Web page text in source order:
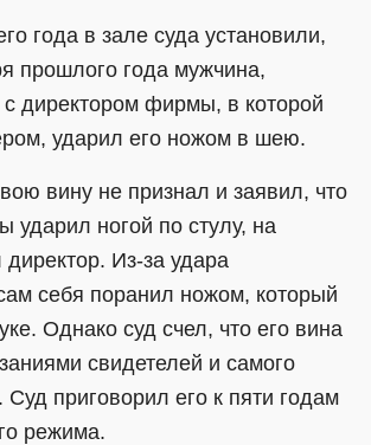
года в зале суда установили,
прошлого года мужчина,
директором фирмы, в которой
ударил его ножом в шею.
вину не признал и заявил, что
ударил ногой по стулу, на
директор. Из-за удара
себя поранил ножом, который
Однако суд счел, что его вина
свидетелей и самого
Суд приговорил его к пяти годам
режима.